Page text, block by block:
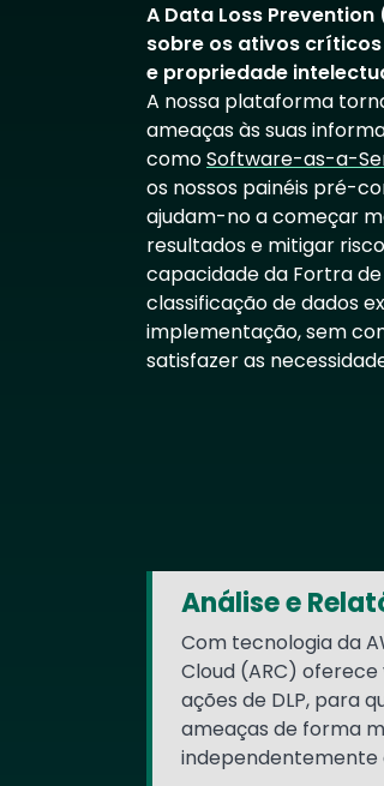
A Data Loss
sobre os ativos
e propriedade
A nossa plataforma
ameaças às suas
comoSoftware-as-a-
os nossos painéis pré-
ajudam-no a começar
resultados e mitigar
capacidade da Fortra
classificação de dados
implementação, sem
satisfazer as
Análise e
Com tecnologia da
Cloud (ARC)
ações de DLP, para
ameaças de forma
independentemente